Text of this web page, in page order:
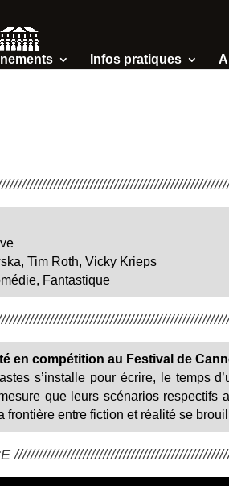
Infos pratiques
Tim Roth, Vicky Krieps
, Fantastique
en compétition au Festival de
s’installe pour écrire, le temps
que leurs scénarios respectifs
frontière entre fiction et réalité se